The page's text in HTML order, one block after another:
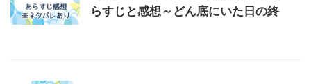
らすじと感想～どん底にいた日の終